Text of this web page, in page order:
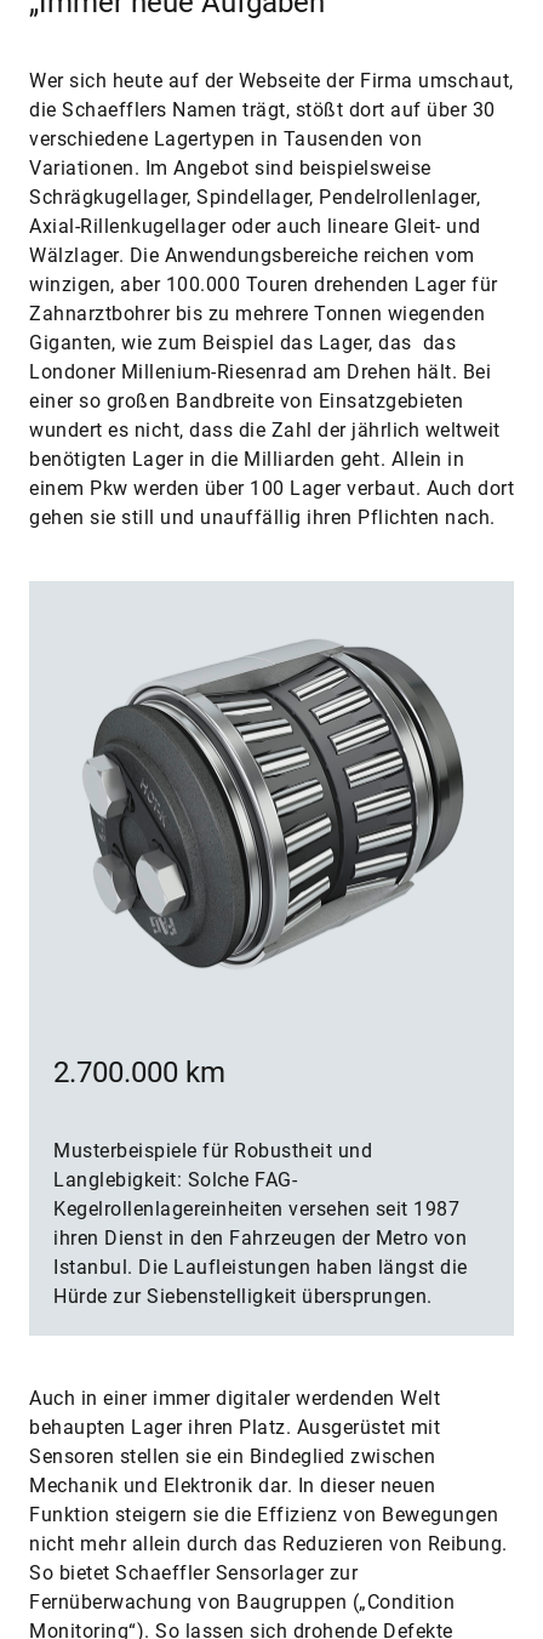
Wer sich heute auf der Webseite der Firma umschaut,
die Schaefflers Namen trägt, stößt dort auf über 30
verschiedene Lagertypen in Tausenden von
Variationen. Im Angebot sind beispielsweise
Schrägkugellager, Spindellager, Pendelrollenlager,
Axial-Rillenkugellager oder auch lineare Gleit- und
Wälzlager. Die Anwendungsbereiche reichen vom
winzigen, aber 100.000 Touren drehenden Lager für
Zahnarztbohrer bis zu mehrere Tonnen wiegenden
Giganten, wie zum Beispiel das Lager, das das
Londoner Millenium-Riesenrad am Drehen hält. Bei
einer so großen Bandbreite von Einsatzgebieten
wundert es nicht, dass die Zahl der jährlich weltweit
benötigten Lager in die Milliarden geht. Allein in
einem Pkw werden über 100 Lager verbaut. Auch dort
gehen sie still und unauffällig ihren Pflichten nach.
2.700.000 km
Musterbeispiele für Robustheit und
Langlebigkeit: Solche FAG-
Kegelrollenlagereinheiten versehen seit 1987
ihren Dienst in den Fahrzeugen der Metro von
Istanbul. Die Laufleistungen haben längst die
Hürde zur Siebenstelligkeit übersprungen.
Auch in einer immer digitaler werdenden Welt
behaupten Lager ihren Platz. Ausgerüstet mit
Sensoren stellen sie ein Bindeglied zwischen
Mechanik und Elek­tronik dar. In dieser neuen
Funktion steigern sie die Effizienz von Bewegungen
nicht mehr allein durch das Reduzieren von Reibung.
So bietet Schaeffler Sensorlager zur
Fernüberwachung von Baugruppen („Condition
Monitoring“). So lassen sich drohende Defekte